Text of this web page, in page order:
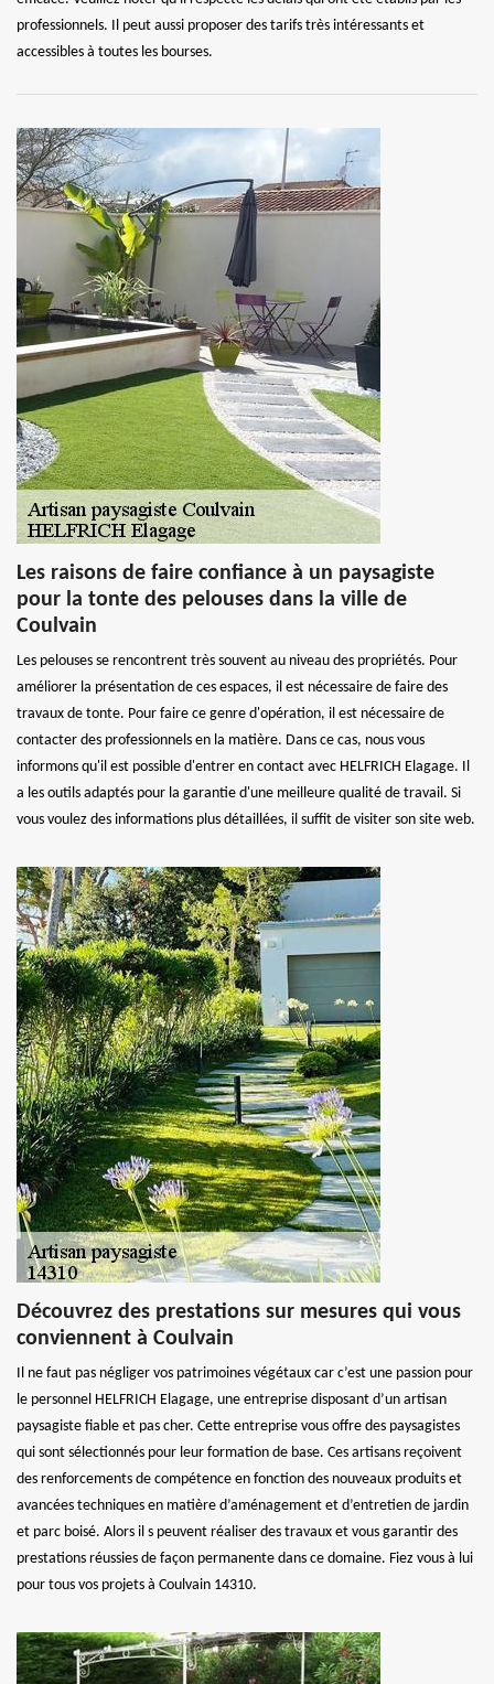
professionnels. Il peut aussi proposer des tarifs très intéressants et
accessibles à toutes les bourses.
Les raisons de faire confiance à un paysagiste
pour la tonte des pelouses dans la ville de
Coulvain
Les pelouses se rencontrent très souvent au niveau des propriétés. Pour
améliorer la présentation de ces espaces, il est nécessaire de faire des
travaux de tonte. Pour faire ce genre d'opération, il est nécessaire de
contacter des professionnels en la matière. Dans ce cas, nous vous
informons qu'il est possible d'entrer en contact avec HELFRICH Elagage. Il
a les outils adaptés pour la garantie d'une meilleure qualité de travail. Si
vous voulez des informations plus détaillées, il suffit de visiter son site web.
Découvrez des prestations sur mesures qui vous
conviennent à Coulvain
Il ne faut pas négliger vos patrimoines végétaux car c’est une passion pour
le personnel HELFRICH Elagage, une entreprise disposant d’un artisan
paysagiste fiable et pas cher. Cette entreprise vous offre des paysagistes
qui sont sélectionnés pour leur formation de base. Ces artisans reçoivent
des renforcements de compétence en fonction des nouveaux produits et
avancées techniques en matière d’aménagement et d’entretien de jardin
et parc boisé. Alors il s peuvent réaliser des travaux et vous garantir des
prestations réussies de façon permanente dans ce domaine. Fiez vous à lui
pour tous vos projets à Coulvain 14310.